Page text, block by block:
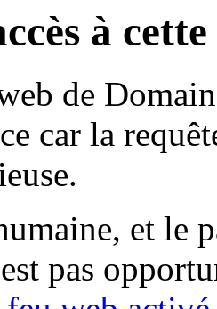
à
de
car la
et le
pas